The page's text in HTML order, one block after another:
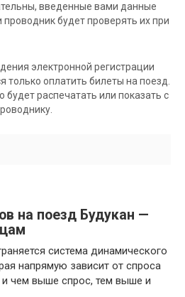
введенные вами данные
проводник будет проверять их при
электронной регистрации
только оплатить билеты на поезд.
распечатать или показать с
на поезд Будукан —
система динамического
напрямую зависит от спроса
и чем выше спрос, тем выше и